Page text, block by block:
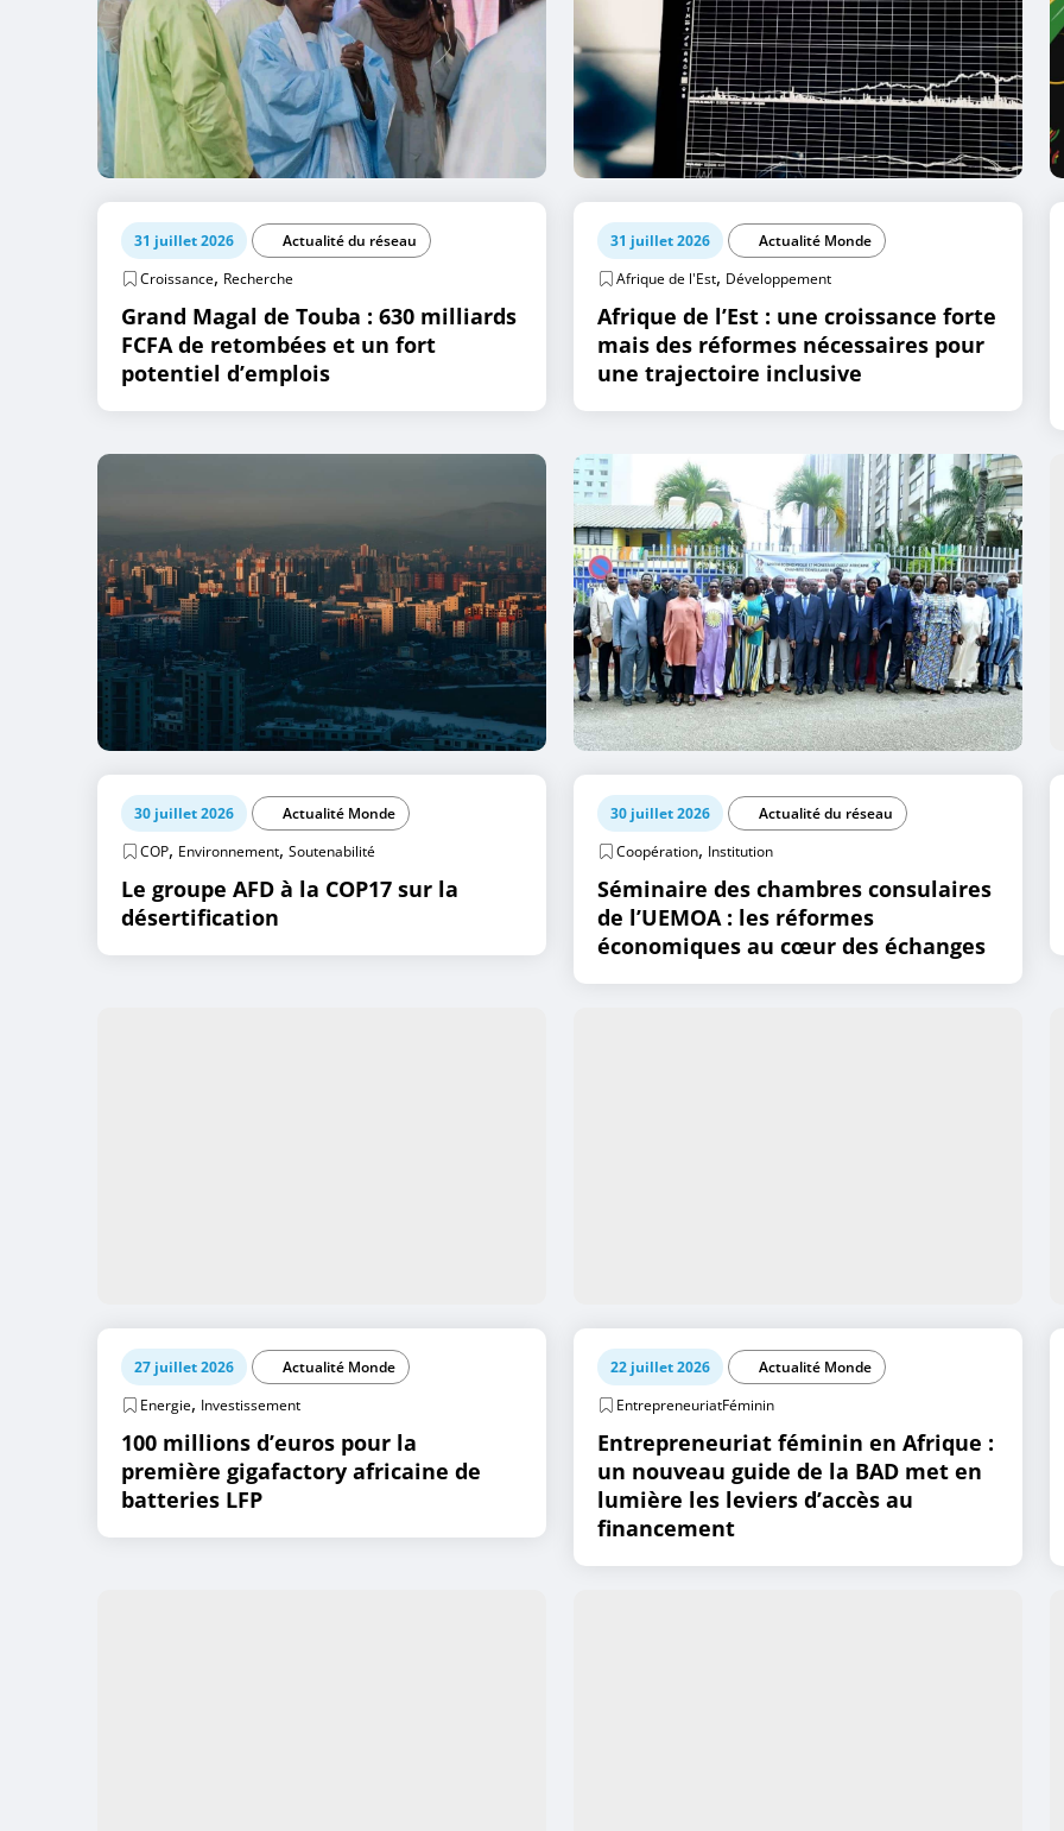
31 juillet 2026
Actualité du réseau
Croissance, Recherche
Grand Magal de Touba : 630 milliards
FCFA de retombées et un fort
potentiel d’emplois
31 juillet 2026
Actualité Monde
Afrique de l'Est, Développement
Afrique de l’Est : une croissance forte
mais des réformes nécessaires pour
une trajectoire inclusive
30 juillet 2026
Actualité Monde
COP, Environnement, Soutenabilité
Le groupe AFD à la COP17 sur la
désertification
30 juillet 2026
Actualité du réseau
Coopération, Institution
Séminaire des chambres consulaires
de l’UEMOA : les réformes
économiques au cœur des échanges
27 juillet 2026
Actualité Monde
Energie, Investissement
100 millions d’euros pour la
première gigafactory africaine de
batteries LFP
22 juillet 2026
Actualité Monde
EntrepreneuriatFéminin
Entrepreneuriat féminin en Afrique :
un nouveau guide de la BAD met en
lumière les leviers d’accès au
financement